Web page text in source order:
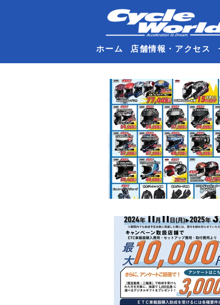
ホーム 店舗情報・アクセス